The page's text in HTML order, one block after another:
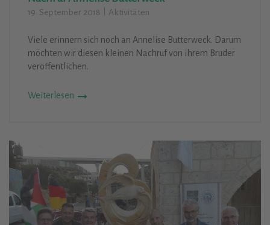
19. September 2018 Aktivitäten
Viele erinnern sich noch an Annelise Butterweck. Darum
möchten wir diesen kleinen Nachruf von ihrem Bruder
veröffentlichen.
Weiterlesen